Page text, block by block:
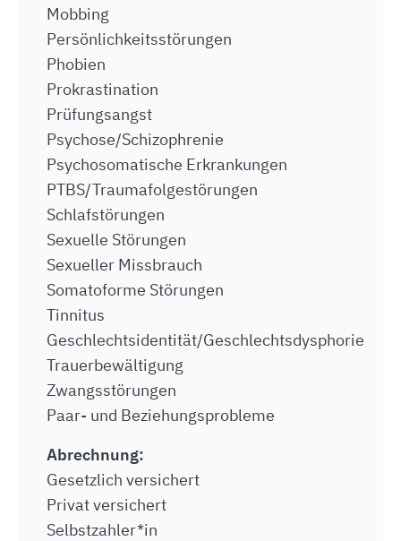
Mobbing
Persönlichkeitsstörungen
Phobien
Prokrastination
Prüfungsangst
Psychose/Schizophrenie
Psychosomatische Erkrankungen
PTBS/Traumafolgestörungen
Schlafstörungen
Sexuelle Störungen
Sexueller Missbrauch
Somatoforme Störungen
Tinnitus
Geschlechtsidentität/Geschlechtsdysphorie
Trauerbewältigung
Zwangsstörungen
Paar- und Beziehungsprobleme
Abrechnung:
Gesetzlich versichert
Privat versichert
Selbstzahler*in